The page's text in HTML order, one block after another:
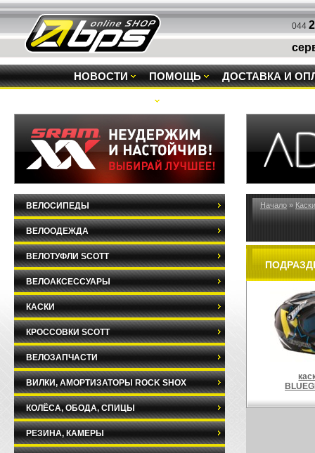
044
НОВОСТИ ПОМОЩЬ ДОСТАВКА И
Начало » Каски
ВЕЛОСИПЕДЫ
ВЕЛООДЕЖДА
ВЕЛОТУФЛИ SCOTT
ВЕЛОАКСЕССУАРЫ
КАСКИ
КРОССОВКИ SCOTT
ВЕЛОЗАПЧАСТИ
ВИЛКИ, АМОРТИЗАТОРЫ ROCK SHOX
КОЛЁСА, ОБОДА, СПИЦЫ
РЕЗИНА, КАМЕРЫ